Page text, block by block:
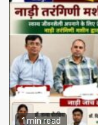
1 min read